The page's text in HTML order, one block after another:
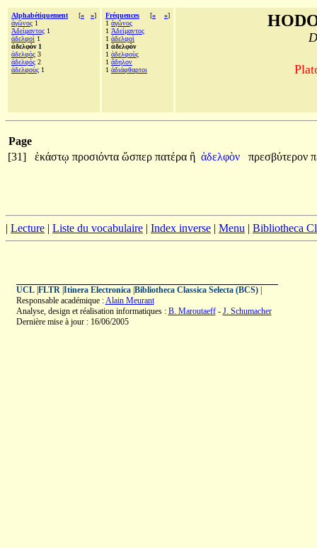
Alphabétiquement [« »]
ἀγῶνος 1
Ἀδείμαντος 1
ἀδελφοὶ 1
ἀδελφὸν 1
ἀδελφὸς 3
ἀδελφός 2
ἀδελφοὺς 1
Fréquences [« »]
1 ἀγῶνος
1 Ἀδείμαντος
1 ἀδελφοὶ
1 ἀδελφὸν
1 ἀδελφοὺς
1 ἄδηλον
1 ἀδιάφθαρτοι
Page
[31]
ἑκάστῳ προσιόντα ὥσπερ πατέρα ἢ ἀδελφὸν πρεσβύτερον
| Lecture | Liste du vocabulaire | Index inverse | Menu | Bibliotheca
UCL| FLTR| Itinera Electronica| Bibliotheca Classica Selecta (BCS)|
Responsable académique :Alain Meurant
Analyse, design et réalisation informatiques : B. Maroutaeff- J. Schumacher
Dernière mise à jour : 16/06/2005